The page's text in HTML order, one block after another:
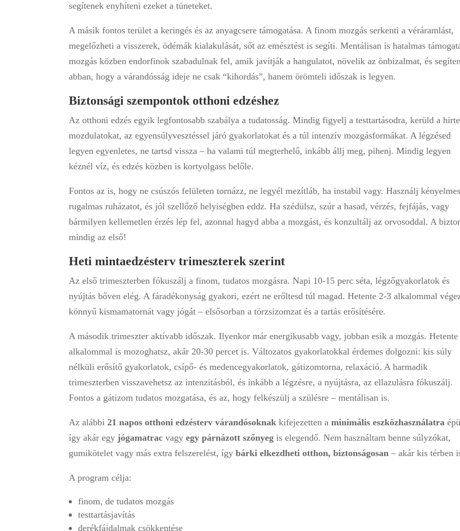
segítenek enyhíteni ezeket a tüneteket.
A másik fontos terület a keringés és az anyagcsere támogatása. A finom mozgás serkenti a véráramlást,
megelőzheti a visszerek, ödémák kialakulását, sőt az emésztést is segíti. Mentálisan is hatalmas
mozgás közben endorfinok szabadulnak fel, amik javítják a hangulatot, növelik az önbizalmat, és
abban, hogy a várandósság ideje ne csak “kihordás”, hanem örömteli időszak is legyen.
Biztonsági szempontok otthoni edzéshez
Az otthoni edzés egyik legfontosabb szabálya a tudatosság. Mindig figyelj a testtartásodra, kerüld a
mozdulatokat, az egyensúlyvesztéssel járó gyakorlatokat és a túl intenzív mozgásformákat. A légzésed
legyen egyenletes, ne tartsd vissza – ha valami túl megterhelő, inkább állj meg, pihenj. Mindig legyen
kéznél víz, és edzés közben is kortyolgass belőle.
Fontos az is, hogy ne csúszós felületen tornázz, ne legyél mezítláb, ha instabil vagy. Használj
rugalmas ruházatot, és jól szellőző helyiségben eddz. Ha szédülsz, szúr a hasad, vérzés, fejfájás, vagy
bármilyen kellemetlen érzés lép fel, azonnal hagyd abba a mozgást, és konzultálj az orvosoddal. A
mindig az első!
Heti mintaedzésterv trimeszterek szerint
Az első trimeszterben fókuszálj a finom, tudatos mozgásra. Napi 10-15 perc séta, légzőgyakorlatok és
nyújtás bőven elég. A fáradékonyság gyakori, ezért ne erőltesd túl magad. Hetente 2-3 alkalommal
könnyű kismamatornát vagy jógát – elsősorban a törzsizomzat és a tartás erősítésére.
A második trimeszter aktívabb időszak. Ilyenkor már energikusabb vagy, jobban esik a mozgás.
alkalommal is mozoghatsz, akár 20-30 percet is. Változatos gyakorlatokkal érdemes dolgozni: kis súly
nélküli erősítő gyakorlatok, csípő- és medencegyakorlatok, gátizomtorna, relaxáció. A harmadik
trimeszterben visszavehetsz az intenzitásból, és inkább a légzésre, a nyújtásra, az ellazulásra fókuszálj.
Fontos a gátizom tudatos mozgatása, és az, hogy felkészülj a szülésre – mentálisan is.
Az alábbi21 napos otthoni edzésterv várandósoknak kifejezetten aminimális eszközhasználatra
így akár egy jógamatrac vagyegy párnázott szőnyeg is elegendő. Nem használtam benne súlyzókat,
gumikötelet vagy más extra felszerelést, ígybárki elkezdheti otthon, biztonságosan – akár kis térben
A program célja:
finom, de tudatos mozgás
testtartásjavítás
derékfájdalmak csökkentése